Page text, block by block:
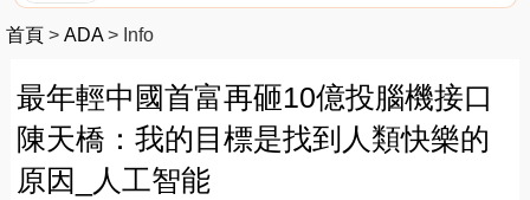
首頁 > ADA> Info
最年輕中國首富再砸10億投腦機接口
陳天橋：我的目標是找到人類快樂的
原因_人工智能